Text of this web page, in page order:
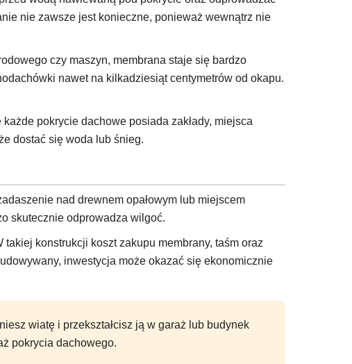
nie zawsze jest konieczne, ponieważ wewnątrz nie
czy maszyn, membrana staje się bardzo
nawet na kilkadziesiąt centymetrów od okapu.
pokrycie dachowe posiada zakłady, miejsca
dostać się woda lub śnieg.
nad drewnem opałowym lub miejscem
skutecznie odprowadza wilgoć.
takiej konstrukcji koszt zakupu membrany, taśm oraz
inwestycja może okazać się ekonomicznie
wiatę i przekształcisz ją w garaż lub budynek
pokrycia dachowego.